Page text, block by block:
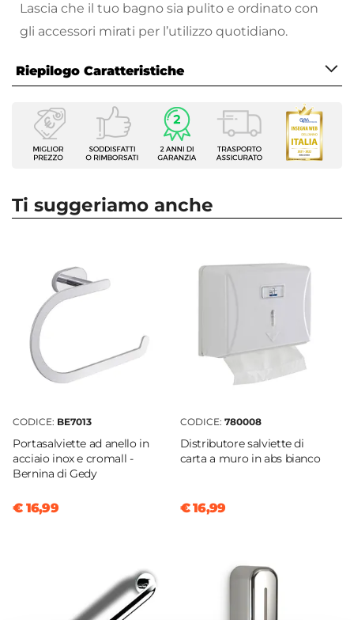
Lascia che il tuo bagno sia pulito e ordinato con
gli accessori mirati per l’utilizzo quotidiano.
Riepilogo Caratteristiche
Caratteristiche
Tipologia
Distributore carta igienica
Colore
Resina termoplastica
Larghezza
27 cm
Profondità
12 cm
Mini Jumbo
Marca
Ti suggeriamo anche
CODICE: BE7013
Portasalviette ad anello in
acciaio inox e cromall -
Bernina di Gedy
€ 16,99
CODICE: 780008
Distributore salviette di
carta a muro in abs bianco
€ 16,99